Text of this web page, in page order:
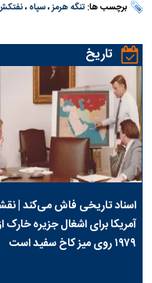
برچسب ها:تنگه هرمز،سپاه ،
تاریخ
اسناد تاریخی فاش می‌کند |
آمریکا برای اشغال جزیره خارک
۱۹۷۹ روی میز کاخ سفید است